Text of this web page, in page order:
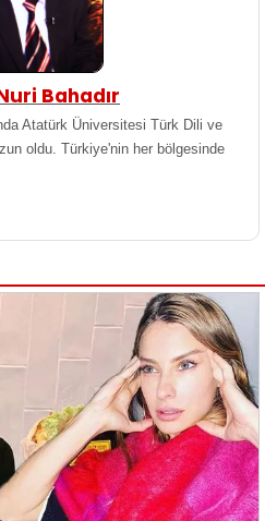
Bahadır
Atatürk Üniversitesi Türk Dili ve
oldu. Türkiye'nin her bölgesinde